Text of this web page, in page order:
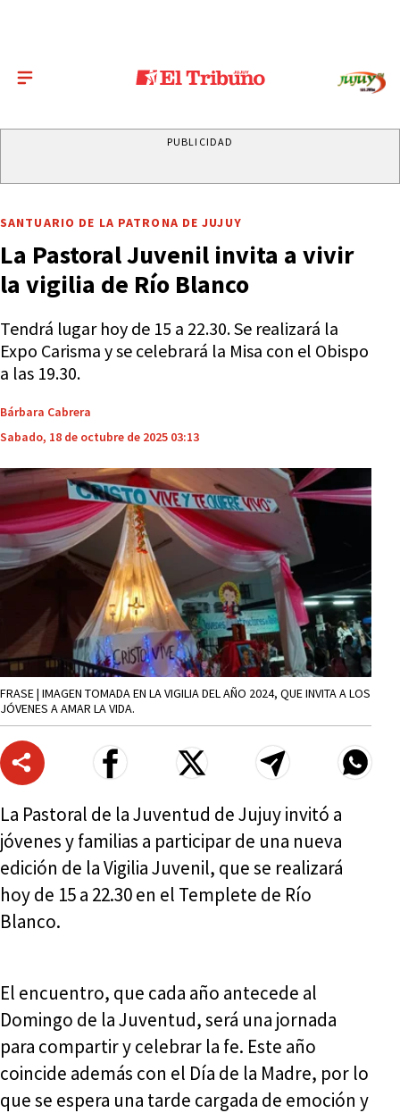
PUBLICIDAD
SANTUARIO DE LA PATRONA DE JUJUY
La Pastoral Juvenil invita a vivir
la vigilia de Río Blanco
Tendrá lugar hoy de 15 a 22.30. Se realizará la
Expo Carisma y se celebrará la Misa con el Obispo
a las 19.30.
Bárbara Cabrera
Sabado, 18 de octubre de 2025 03:13
FRASE | IMAGEN TOMADA EN LA VIGILIA DEL AÑO 2024, QUE INVITA A LOS
JÓVENES A AMAR LA VIDA.
La Pastoral de la Juventud de Jujuy invitó a
jóvenes y familias a participar de una nueva
edición de la Vigilia Juvenil, que se realizará
hoy de 15 a 22.30 en el Templete de Río
Blanco.
El encuentro, que cada año antecede al
Domingo de la Juventud, será una jornada
para compartir y celebrar la fe. Este año
coincide además con el Día de la Madre, por lo
que se espera una tarde cargada de emoción y